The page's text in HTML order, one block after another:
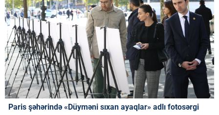
Paris şəhərində «Düyməni sıxan ayaqlar» adlı fotosərgi